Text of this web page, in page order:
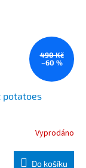
490 Kč
–60 %
potatoes
Vyprodáno
Do košíku